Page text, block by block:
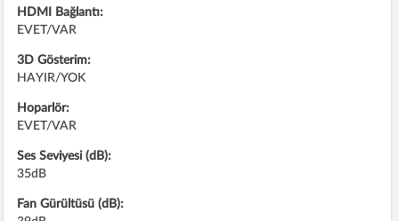
HDMI Bağlantı:
EVET/VAR
3D Gösterim:
HAYIR/YOK
Hoparlör:
EVET/VAR
Ses Seviyesi (dB):
35dB
Fan Gürültüsü (dB):